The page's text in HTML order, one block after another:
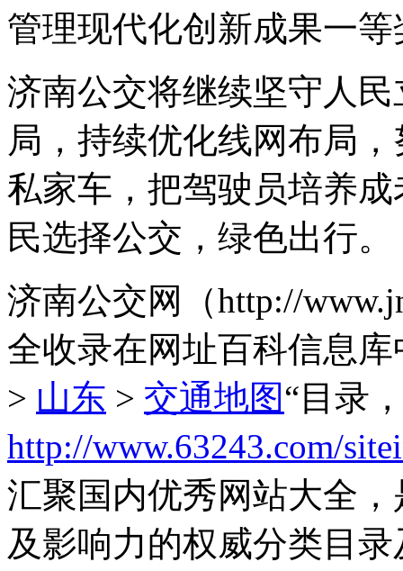
管理现代化创新成果一
济南公交将继续坚守人
局，持续优化线网布局
私家车，把驾驶员培养
民选择公交，绿色出行。
济南公交网（http://
全收录在网址百科信息
> 山东 > 交通地图“目录
http://www.63243.com/
汇聚国内优秀网站大全
及影响力的权威分类目